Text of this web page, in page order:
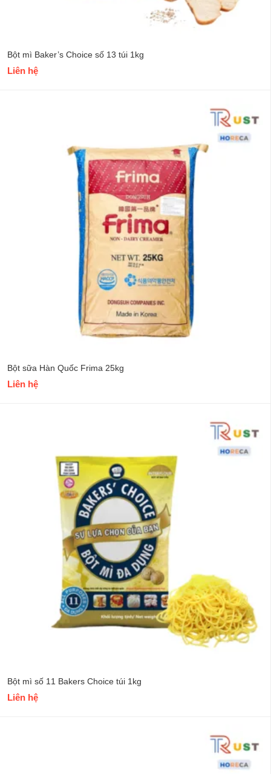
Bột mì Baker’s Choice số 13 túi 1kg
Liên hệ
Bột sữa Hàn Quốc Frima 25kg
Liên hệ
Bột mì số 11 Bakers Choice túi 1kg
Liên hệ